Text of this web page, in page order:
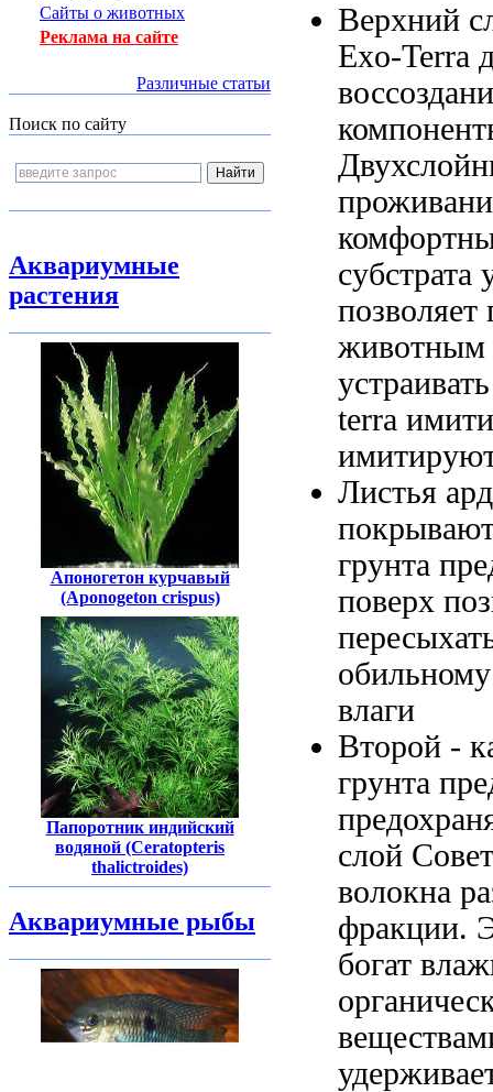
Сайты о животных
Реклама на сайте
Различные статьи
Поиск по сайту
Аквариумные
растения
Апоногетон курчавый
(Aponogeton crispus)
Папоротник индийский
водяной (Ceratopteris
thalictroides)
Аквариумные рыбы
Верхний
Exo-Terra
субстрата
позволяет
животным
terra
имитируют
Листья
грунта
поверх
влаги
Второй -
грунта
слой Совет
волокна
фракции.
богат